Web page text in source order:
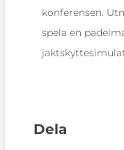
konferensen.
spela en
Dela